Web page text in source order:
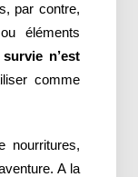
par contre,
éléments
n’est
comme
nourritures,
A la